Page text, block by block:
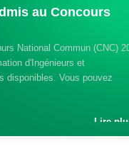
au Concours
National Commun (CNC)
d'Ingénieurs et
disponibles. Vous pouvez
Lire